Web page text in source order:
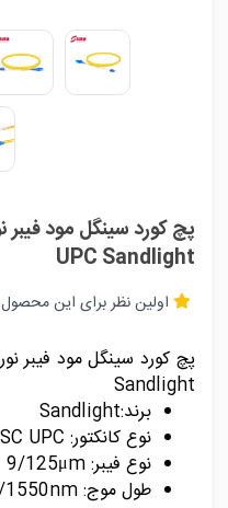
UPC Sandlight
اولین نظر برای این محصول
Sandlight
برند:Sandlight
نوع کانکتور: LC UPC to SC UPC
نوع فیبر: OS2 9/125μm
طول موج: 1310/1550nm